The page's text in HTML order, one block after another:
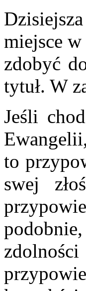
miejsce
zdobyć
tytuł. W
Jeśli
to
swej